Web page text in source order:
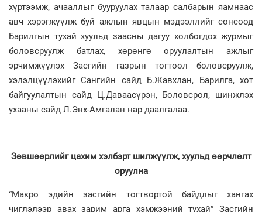
хүртээмж, ачааллыг бууруулах талаар салбарын яамнаас
авч хэрэгжүүлж буй ажлын явцын мэдээллийг сонсоод
Барилгын тухай хуульд заасны дагуу холбогдох журмыг
боловсруулж батлах, хөрөнгө оруулалтын ажлыг
эрчимжүүлэх Засгийн газрын тогтоол боловсруулж,
хэлэлцүүлэхийг Сангийн сайд Б.Жавхлан, Барилга, хот
байгуулалтын сайд Ц.Даваасүрэн, Боловсрол, шинжлэх
ухааны сайд Л.Энх-Амгалан нар даалгалаа.
Зөвшөөрлийг цахим хэлбэрт шилжүүлж, хуульд өөрчлөлт
оруулна
“Макро эдийн засгийн тогтвортой байдлыг хангах
чиглэлээр авах зарим арга хэмжээний тухай” Засгийн